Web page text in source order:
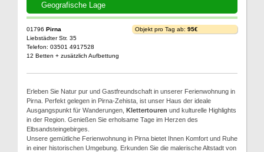
Geografische Lage
01796 Pirna
Liebstädter Str. 35
Telefon: 03501 4917528
12 Betten + zusätzlich Aufbettung
Objekt pro Tag ab: 95€
Erleben Sie Natur pur und Gastfreundschaft in unserer Ferienwohnung in
Pirna. Perfekt gelegen in Pirna-Zehista, ist unser Haus der ideale
Ausgangspunkt für Wanderungen, Klettertouren und kulturelle Highlights
in der Region. Genießen Sie erholsame Tage im Herzen des
Elbsandsteingebirges.
Unsere gemütliche Ferienwohnung in Pirna bietet Ihnen Komfort und Ruhe
in einer historischen Umgebung. Erkunden Sie die malerische Altstadt von